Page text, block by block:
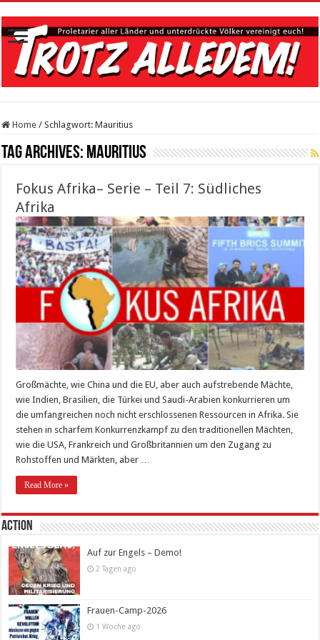
Home / Schlagwort:Mauritius
Tag Archives: Mauritius
Fokus Afrika– Serie – Teil 7: Südliches
Afrika
Großmächte, wie China und die EU, aber auch aufstrebende Mächte,
wie Indien, Brasilien, die Türkei und Saudi-Arabien konkurrieren um
die umfang­reichen noch nicht erschlossenen Ressourcen in Afrika. Sie
stehen in scharfem Konkurrenzkampf zu den traditionellen Mächten,
wie die USA, Frankreich und Großbritannien um den Zugang zu
Rohstoffen und Märkten, aber …
Read More »
Action
Auf zur Engels – Demo!
2 Tagen ago
Frauen-Camp-2026
1 Woche ago